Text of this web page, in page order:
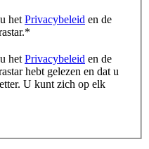
het Privacybeleid en de
*
het Privacybeleid en de
hebt gelezen en dat u
U kunt zich op elk